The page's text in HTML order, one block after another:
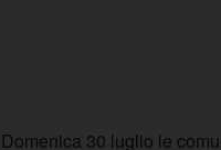
Domenica 30 luglio le